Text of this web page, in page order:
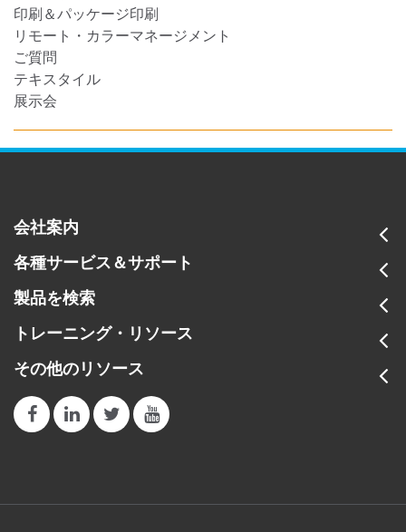
印刷＆パッケージ印刷
リモート・カラーマネージメント
ご質問
テキスタイル
展示会
会社案内
各種サービス＆サポート
製品を検索
トレーニング・リソース
その他のリソース